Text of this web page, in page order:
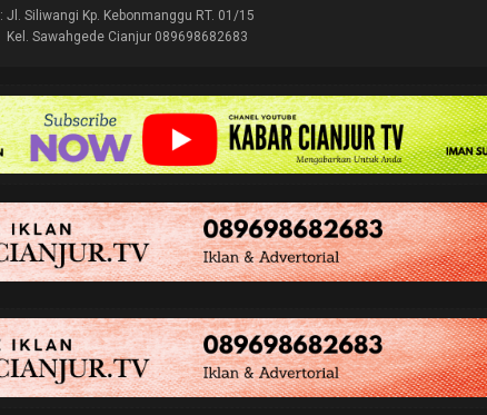
: Jl. Siliwangi Kp. Kebonmanggu RT. 01/15
Kel. Sawahgede Cianjur 089698682683